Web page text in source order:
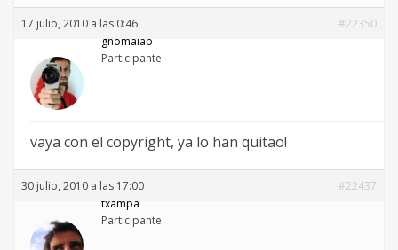
17 julio, 2010 a las 0:46
#22350
gnomalab
Participante
vaya con el copyright, ya lo han quitao!
30 julio, 2010 a las 17:00
#22437
txampa
Participante